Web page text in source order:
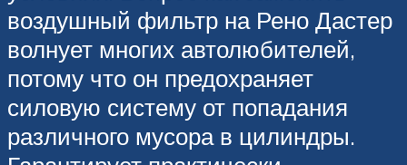
воздушный фильтр на Рено Дастер
волнует многих автолюбителей,
потому что он предохраняет
силовую систему от попадания
различного мусора в цилиндры.